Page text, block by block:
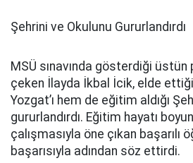
Şehrini ve Okulunu Gururlandırdı
MSÜ sınavında gösterdiği
çeken İlayda İkbal İcik, elde
Yozgat’ı hem de eğitim aldığı
gururlandırdı. Eğitim hayatı
çalışmasıyla öne çıkan başarılı
başarısıyla adından söz ettirdi.